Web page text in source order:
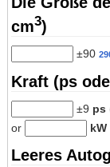
cm3)
±90
Kraft (ps
±9 ps
or kW
Leeres